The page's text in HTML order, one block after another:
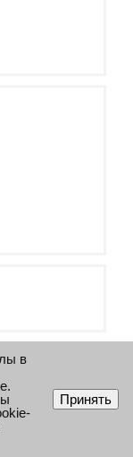
в
Принять